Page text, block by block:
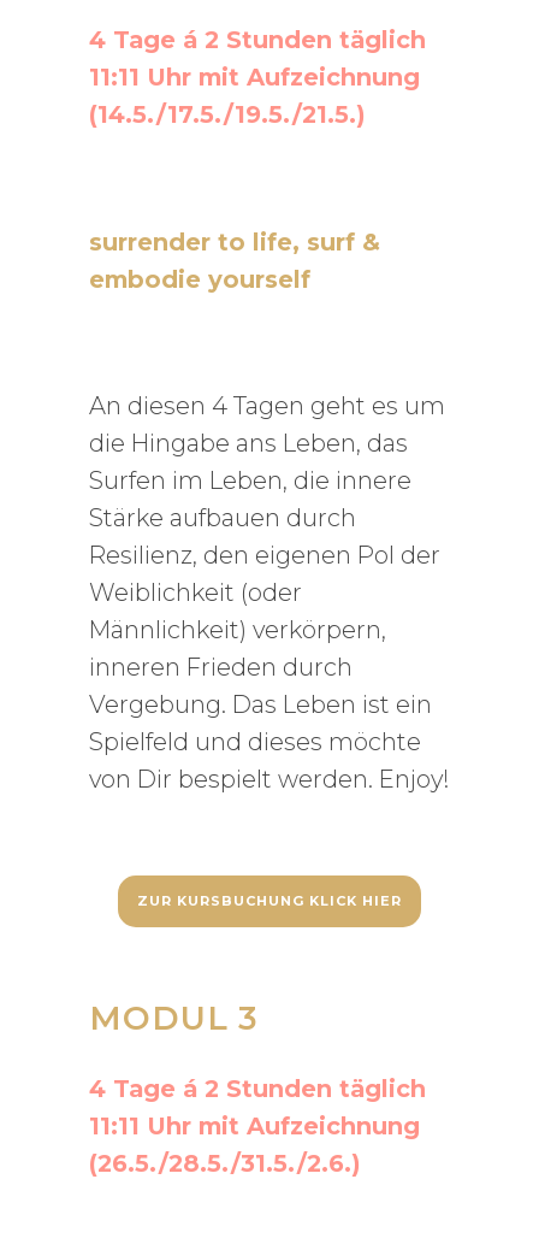
4 Tage á 2 Stunden täglich
11:11 Uhr mit Aufzeichnung
(14.5./17.5./19.5./21.5.)
surrender to life, surf &
embodie yourself
An diesen 4 Tagen geht es um
die Hingabe ans Leben, das
Surfen im Leben, die innere
Stärke aufbauen durch
Resilienz, den eigenen Pol der
Weiblichkeit (oder
Männlichkeit) verkörpern,
inneren Frieden durch
Vergebung. Das Leben ist ein
Spielfeld und dieses möchte
von Dir bespielt werden. Enjoy!
ZUR KURSBUCHUNG KLICK HIER
MODUL 3
4 Tage á 2 Stunden täglich
11:11 Uhr mit Aufzeichnung
(26.5./28.5./31.5./2.6.)